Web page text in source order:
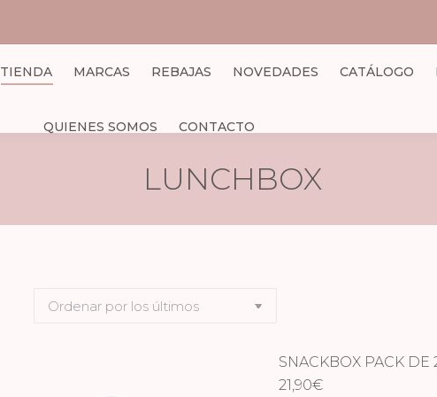
TIENDA MARCAS REBAJAS NOVEDADES CATÁLOGO
QUIENES SOMOS CONTACTO
LUNCHBOX
SNACKBOX PACK DE
21,90€